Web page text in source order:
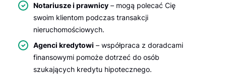
Notariusze i prawnicy – mogą polecać Cię
swoim klientom podczas transakcji
nieruchomościowych.
Agenci kredytowi – współpraca z doradcami
finansowymi pomoże dotrzeć do osób
szukających kredytu hipotecznego.